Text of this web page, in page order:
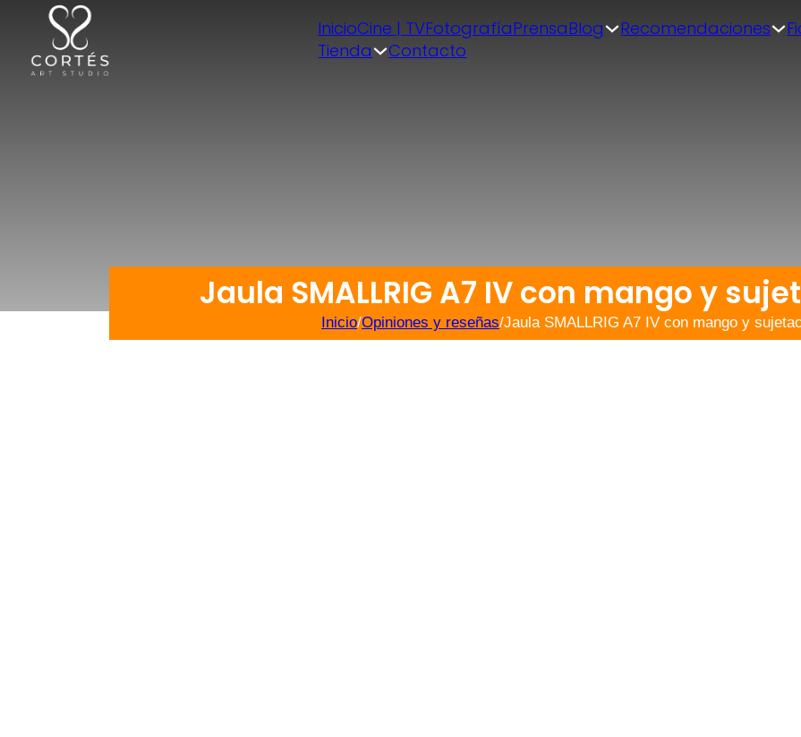
InicioCine | TVFotografíaPrensaBlog Recomendaciones
Tienda
Contacto
Jaula SMALLRIG A7 IV con mango y
Inicio/Opiniones y reseñas/Jaula SMALLRIG A7 IV con mango y